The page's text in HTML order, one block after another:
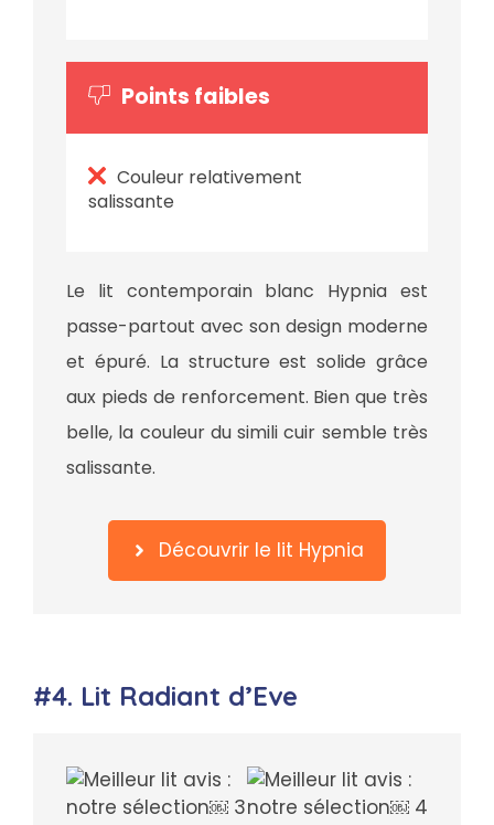
Points faibles
Couleur relativement
salissante
Le lit contemporain blanc Hypnia est
passe-partout avec son design moderne
et épuré. La structure est solide grâce
aux pieds de renforcement. Bien que très
belle, la couleur du simili cuir semble très
salissante.
Découvrir le lit Hypnia
#4. Lit Radiant d’Eve